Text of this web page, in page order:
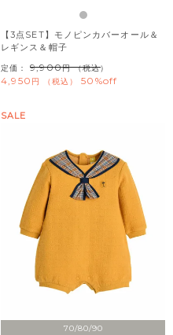
【3点SET】モノピンカバーオール＆
レギンス＆帽子
定価： 9,900 （税込）
4,950 税込 50%off
70/80/90
SALE